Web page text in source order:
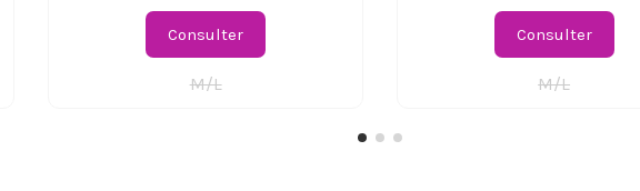
Consulter
M/L
Consulter
M/L